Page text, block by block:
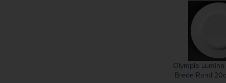
Olympia
Brede Rand